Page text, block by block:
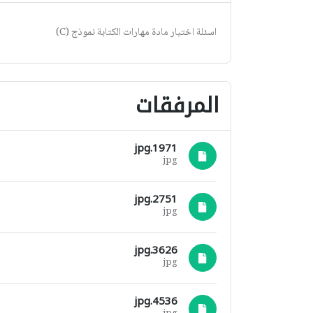
اسئلة اختبار مادة مهارات الكتابة نموذج (C)
المرفقات
1971.jpg
jpg
2751.jpg
jpg
3626.jpg
jpg
4536.jpg